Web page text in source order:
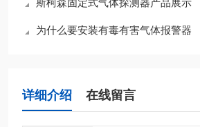
斯柯森固定式气体探测器产品展示
为什么要安装有毒有害气体报警器
详细介绍 在线留言